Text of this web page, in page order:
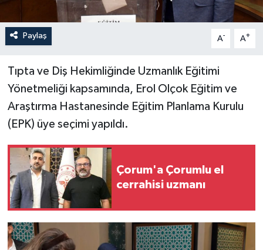
Paylaş A- A+
Tıpta ve Diş Hekimliğinde Uzmanlık Eğitimi
Yönetmeliği kapsamında, Erol Olçok Eğitim ve
Araştırma Hastanesinde Eğitim Planlama Kurulu
(EPK) üye seçimi yapıldı.
Çorum'a Çorumlu el
cerrahisi uzmanı